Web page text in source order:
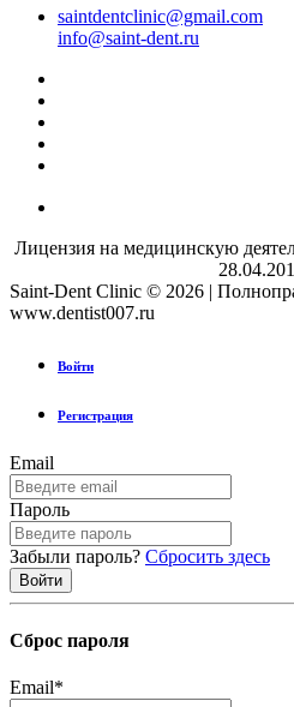
saintdentclinic@gmail.com
info@saint-dent.ru
Лицензия на медицинскую
Saint-Dent Clinic © 2026 |
www.dentist007.ru
Войти
Регистрация
Email
Пароль
Забыли пароль? Сбросить здесь
Сброс пароля
Email*